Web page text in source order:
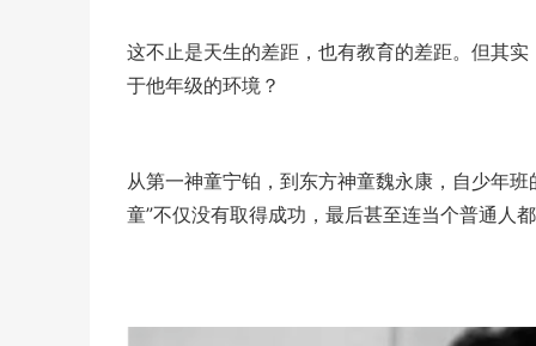
这不止是天生的差距，也有教育的差距。但其
于他年级的环境？
从第一神童宁铂，到东方神童魏永康，自少年
童”不仅没有取得成功，最后甚至连当个普通人